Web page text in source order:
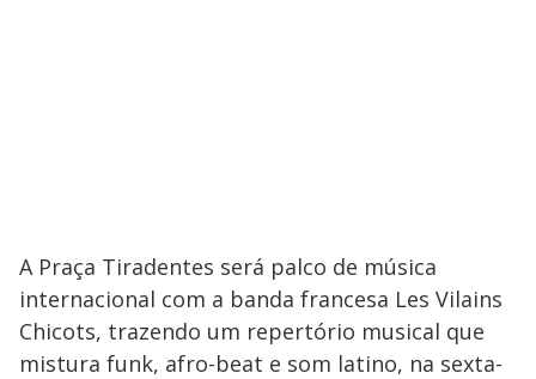
A Praça Tiradentes será palco de música
internacional com a banda francesa Les Vilains
Chicots, trazendo um repertório musical que
mistura funk, afro-beat e som latino, na sexta-